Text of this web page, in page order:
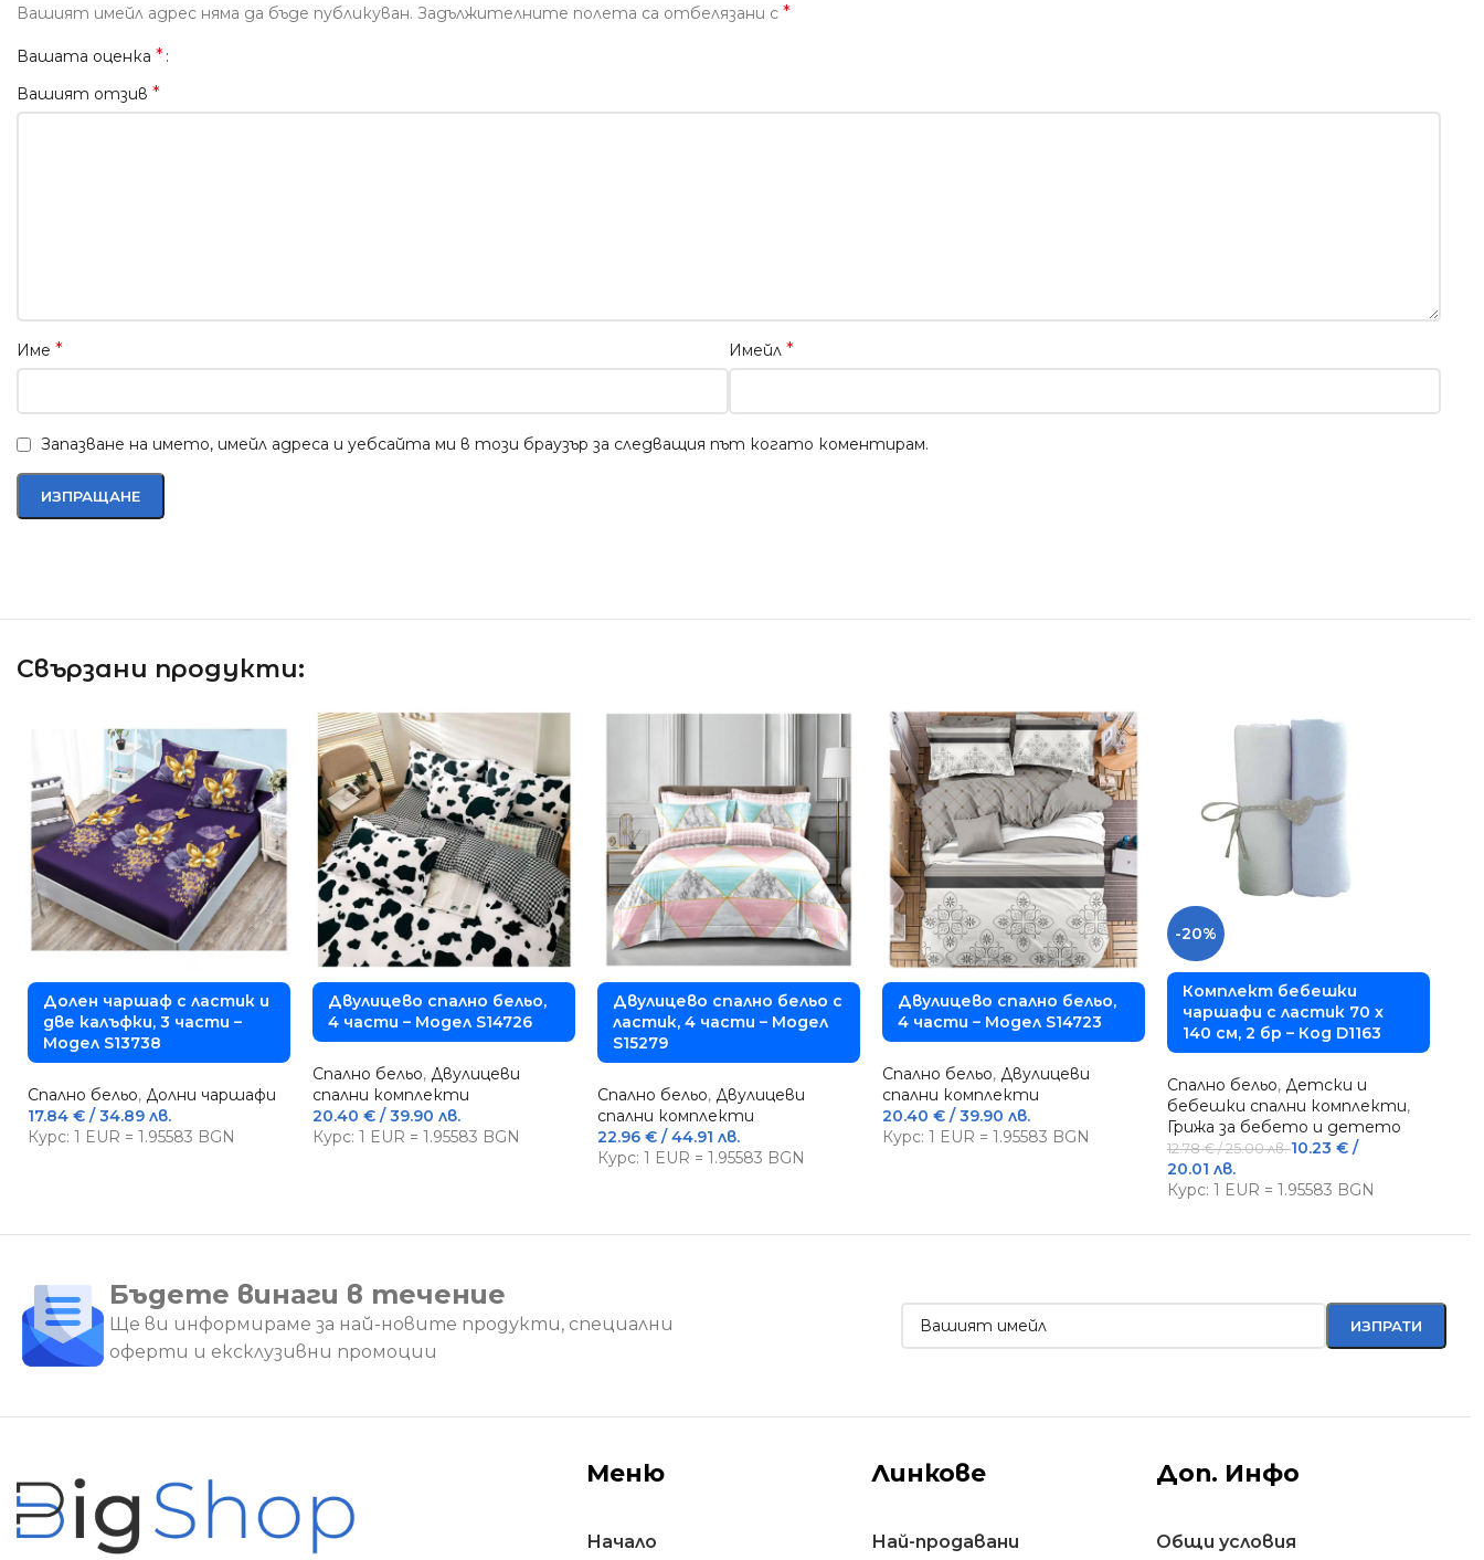
Вашият имейл адрес няма да бъде публикуван. Задължителните полета са отбелязани с *
Вашата оценка *
Вашият отзив *
Име * Имейл *
Запазване на името, имейл адреса и уебсайта ми в този браузър за следващия път когато коментирам.
Свързани продукти:
Долен чаршаф с ластик и
две калъфки, 3 части –
Модел S13738
Спално бельо, Долни чаршафи
17.84 € / 34.89 лв.
Курс: 1 EUR = 1.95583 BGN
Двулицево спално бельо,
4 части – Модел S14726
Спално бельо, Двулицеви
спални комплекти
20.40 € / 39.90 лв.
Курс: 1 EUR = 1.95583 BGN
Двулицево спално бельо с
ластик, 4 части – Модел
S15279
Спално бельо, Двулицеви
спални комплекти
22.96 € / 44.91 лв.
Курс: 1 EUR = 1.95583 BGN
Двулицево спално бельо,
4 части – Модел S14723
Спално бельо, Двулицеви
спални комплекти
20.40 € / 39.90 лв.
Курс: 1 EUR = 1.95583 BGN
-20%
Комплект бебешки
чаршафи с ластик 70 x
140 см, 2 бр – Код D1163
Спално бельо, Детски и
бебешки спални комплекти,
Грижа за бебето и детето
12.78€/ 25.00 лв.10.23 € /
20.01 лв.
Курс: 1 EUR = 1.95583 BGN
Бъдете винаги в течение
Ще ви информираме за най-новите продукти, специални
оферти и ексклузивни промоции
Меню
Начало
Линкове
Най-продавани
Доп. Инфо
Общи условия